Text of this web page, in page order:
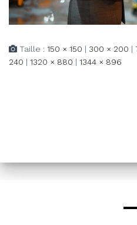
Taille : 150 × 150 | 300 × 200 |
240 | 1320 × 880 | 1344 × 896